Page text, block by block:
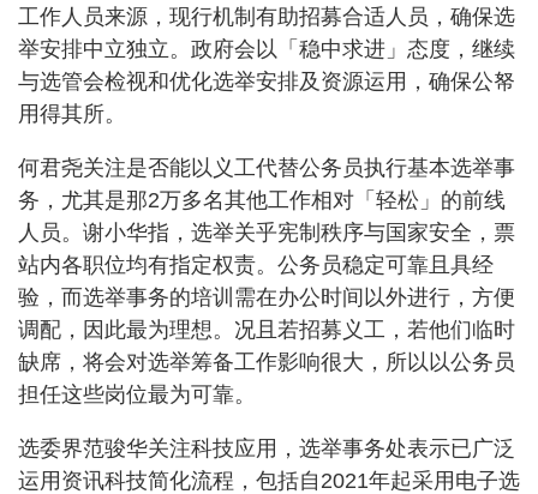
工作人员来源，现行机制有助招募合适人员，确保选
举安排中立独立。政府会以「稳中求进」态度，继续
与选管会检视和优化选举安排及资源运用，确保公帑
用得其所。
何君尧关注是否能以义工代替公务员执行基本选举事
务，尤其是那2万多名其他工作相对「轻松」的前线
人员。谢小华指，选举关乎宪制秩序与国家安全，票
站内各职位均有指定权责。公务员稳定可靠且具经
验，而选举事务的培训需在办公时间以外进行，方便
调配，因此最为理想。况且若招募义工，若他们临时
缺席，将会对选举筹备工作影响很大，所以以公务员
担任这些岗位最为可靠。
选委界范骏华关注科技应用，选举事务处表示已广泛
运用资讯科技简化流程，包括自2021年起采用电子选